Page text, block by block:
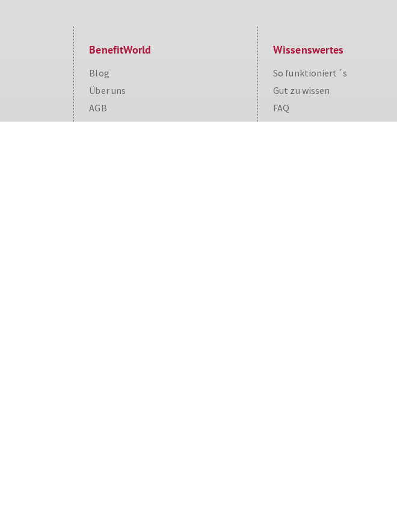
Cookie Consent plugin for the EU cookie law
BenefitWorld
Blog
Über uns
AGB
BenefitWorld für Partner
Wissenswertes
So funktioniert´s
Gut zu wissen
FAQ
Cashback maximieren